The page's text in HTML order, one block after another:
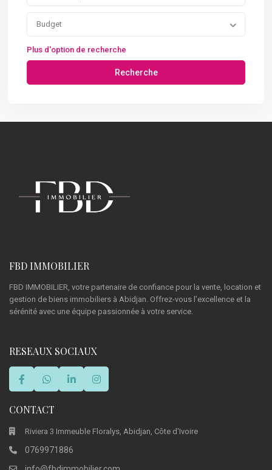
Budget
Plus d'option de recherche
Recherche
FBD IMMOBILIER
FBD IMMOBILIER, votre partenaire de confiance pour la vente, location et
gestion de biens immobiliers à Abidjan. Offrez-vous l’excellence et la
sérénité avec une équipe passionnée à votre service.
RESEAUX SOCIAUX
CONTACT
Riviera 3 Immeuble Floralys, Abidjan, Côte d'Ivoire
0769971886